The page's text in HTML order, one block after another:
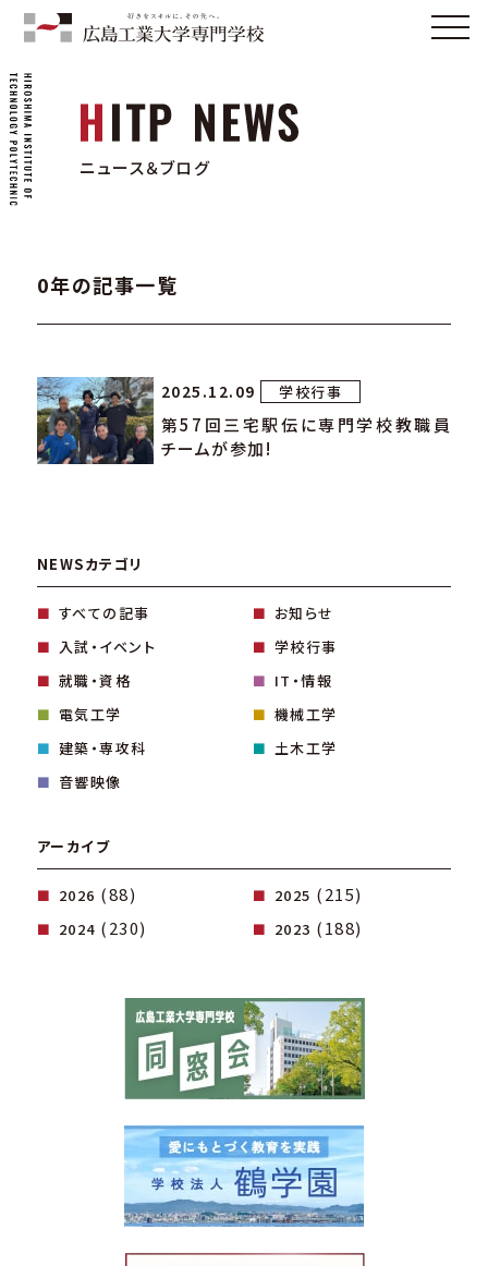
ニュース＆ブログ
0年の記事一覧
2025.12.09 学校行事
第57回三宅駅伝に専門学校教職員
チームが参加!
NEWSカテゴリ
すべての記事
お知らせ
入試・イベント
学校行事
就職・資格
IT・情報
電気工学
機械工学
建築・専攻科
土木工学
音響映像
アーカイブ
2026 (88) 2025 (215)
2024 (230) 2023 (188)